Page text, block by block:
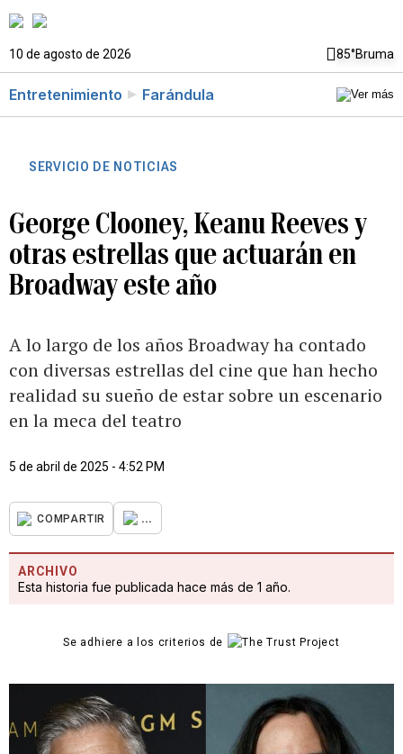
10 de agosto de 2026 85°Bruma
Entretenimiento Farándula
SERVICIO DE NOTICIAS
George Clooney, Keanu Reeves y
otras estrellas que actuarán en
Broadway este año
A lo largo de los años Broadway ha contado
con diversas estrellas del cine que han hecho
realidad su sueño de estar sobre un escenario
en la meca del teatro
5 de abril de 2025 - 4:52 PM
COMPARTIR ...
ARCHIVO
Esta historia fue publicada hace más de 1 año.
Se adhiere a los criterios de